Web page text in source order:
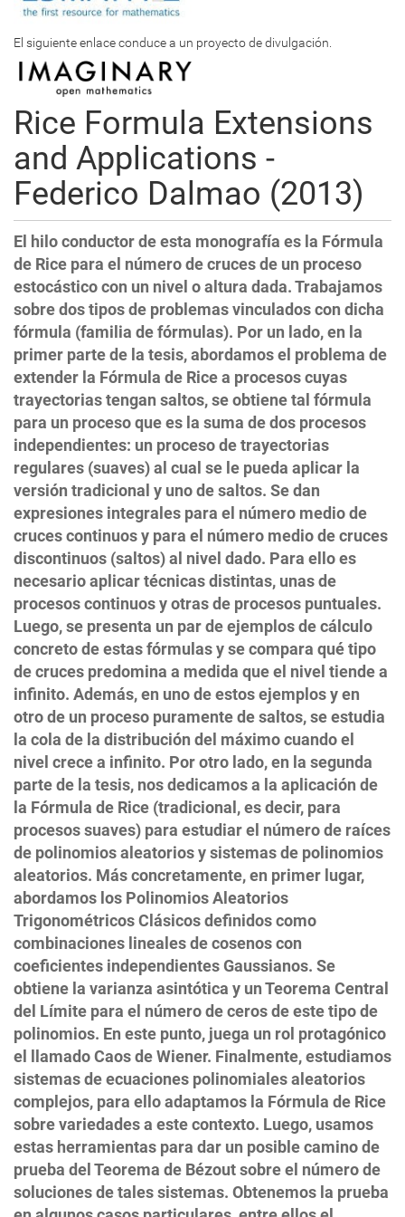
El siguiente enlace conduce a un proyecto de divulgación.
Rice Formula Extensions
and Applications -
Federico Dalmao (2013)
El hilo conductor de esta monografía es la Fórmula
de Rice para el número de cruces de un proceso
estocástico con un nivel o altura dada. Trabajamos
sobre dos tipos de problemas vinculados con dicha
fórmula (familia de fórmulas). Por un lado, en la
primer parte de la tesis, abordamos el problema de
extender la Fórmula de Rice a procesos cuyas
trayectorias tengan saltos, se obtiene tal fórmula
para un proceso que es la suma de dos procesos
independientes: un proceso de trayectorias
regulares (suaves) al cual se le pueda aplicar la
versión tradicional y uno de saltos. Se dan
expresiones integrales para el número medio de
cruces continuos y para el número medio de cruces
discontinuos (saltos) al nivel dado. Para ello es
necesario aplicar técnicas distintas, unas de
procesos continuos y otras de procesos puntuales.
Luego, se presenta un par de ejemplos de cálculo
concreto de estas fórmulas y se compara qué tipo
de cruces predomina a medida que el nivel tiende a
infinito. Además, en uno de estos ejemplos y en
otro de un proceso puramente de saltos, se estudia
la cola de la distribución del máximo cuando el
nivel crece a infinito. Por otro lado, en la segunda
parte de la tesis, nos dedicamos a la aplicación de
la Fórmula de Rice (tradicional, es decir, para
procesos suaves) para estudiar el número de raíces
de polinomios aleatorios y sistemas de polinomios
aleatorios. Más concretamente, en primer lugar,
abordamos los Polinomios Aleatorios
Trigonométricos Clásicos definidos como
combinaciones lineales de cosenos con
coeficientes independientes Gaussianos. Se
obtiene la varianza asintótica y un Teorema Central
del Límite para el número de ceros de este tipo de
polinomios. En este punto, juega un rol protagónico
el llamado Caos de Wiener. Finalmente, estudiamos
sistemas de ecuaciones polinomiales aleatorios
complejos, para ello adaptamos la Fórmula de Rice
sobre variedades a este contexto. Luego, usamos
estas herramientas para dar un posible camino de
prueba del Teorema de Bézout sobre el número de
soluciones de tales sistemas. Obtenemos la prueba